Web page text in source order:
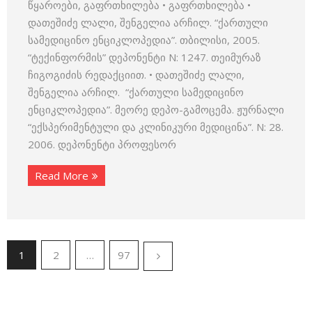
წყაროები, გაფრთხილება • გაფრთხილება •
დათეშიძე ლალი, შენგელია არჩილ. “ქართული
სამედიცინო ენციკლოპედია”. თბილისი, 2005.
“ტექინფორმის” დეპონენტი N: 1247. თეიმურაზ
ჩიგოგიძის რედაქციით. • დათეშიძე ლალი,
შენგელია არჩილ. “ქართული სამედიცინო
ენციკლოპედია”. მეორე დეპო-გამოცემა. ჟურნალი
“ექსპერიმენტული და კლინიკური მედიცინა”. N: 28.
2006. დეპონენტი პროფესორ
Read More
1 2 … 97